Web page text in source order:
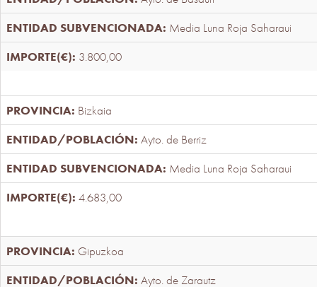
Media Luna Roja Saharaui
3.800,00
Bizkaia
Ayto. de Berriz
Media Luna Roja Saharaui
4.683,00
Gipuzkoa
Ayto. de Zarautz